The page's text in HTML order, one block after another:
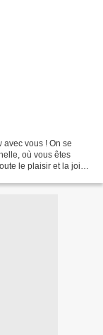
avec vous ! On se
où vous êtes
le plaisir et la joie